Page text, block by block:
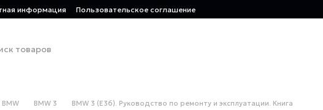
информация Пользовательское соглашение
BMW BMW 3 BMW 3 (E36). Руководство по ремонту и эксплуатации. Книга